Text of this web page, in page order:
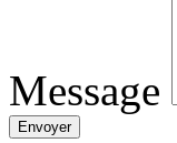
Message